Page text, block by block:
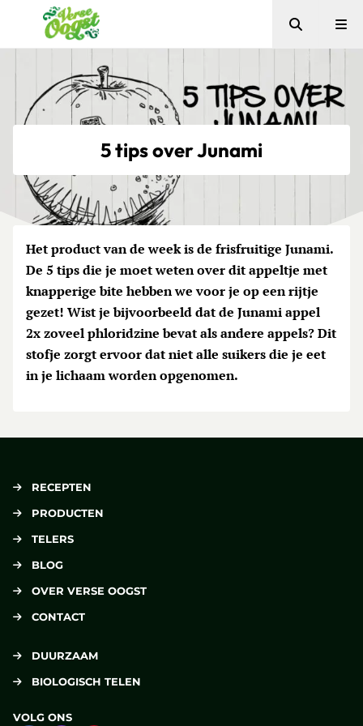
Verse Oogst
Zoeken
5 tips over Junami
Het product van de week is de frisfruitige Junami.
De 5 tips die je moet weten over dit appeltje met
knapperige bite hebben we voor je op een rijtje
gezet! Wist je bijvoorbeeld dat de Junami appel
2x zoveel phloridzine bevat als andere appels? Dit
stofje zorgt ervoor dat niet alle suikers die je eet
in je lichaam worden opgenomen.
RECEPTEN
PRODUCTEN
TELERS
BLOG
OVER VERSE OOGST
CONTACT
DUURZAAM
BIOLOGISCH TELEN
VOLG ONS